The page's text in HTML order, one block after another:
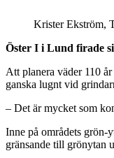
Krister Ekström,
Öster I i Lund firade
Att planera väder 110
ganska lugnt vid
– Det är mycket som
Inne på områdets grön-
gränsande till grönytan